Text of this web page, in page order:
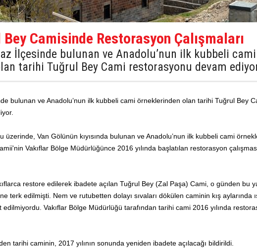
Camisinde Restorasyon Çalışmaları
İlçesinde bulunan ve Anadolu’nun ilk kubbeli cami
tarihi Tuğrul Bey Cami restorasyonu devam
bulunan ve Anadolu’nun ilk kubbeli cami örneklerinden olan tarihi Tuğrul Bey
üzerinde, Van Gölünün kıyısında bulunan ve Anadolu’nun ilk kubbeli cami
Vakıflar Bölge Müdürlüğünce 2016 yılında başlatılan restorasyon
restore edilerek ibadete açılan Tuğrul Bey (Zal Paşa) Cami, o günden bu
terk edilmişti. Nem ve rutubetten dolayı sıvaları dökülen caminin kış aylarında
Vakıflar Bölge Müdürlüğü tarafından tarihi cami 2016 yılında
tarihi caminin, 2017 yılının sonunda yeniden ibadete açılacağı bildirildi.